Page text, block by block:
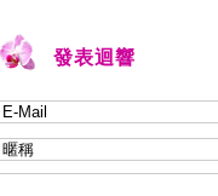
發表迴響